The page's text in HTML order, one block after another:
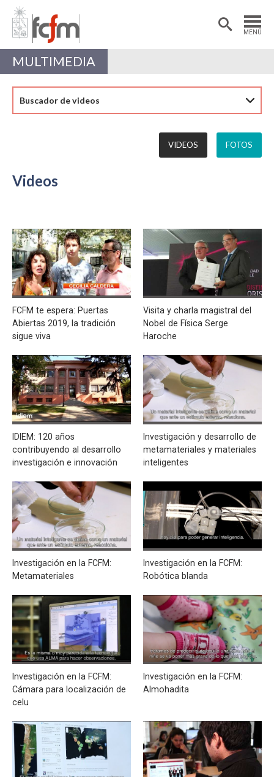
MENÚ
Estudiantes
Académicas/os
MULTIMEDIA
Buscador de videos
VIDEOS FOTOS
Videos
FCFM te espera: Puertas
Abiertas 2019, la tradición
sigue viva
Visita y charla magistral del
Nobel de Física Serge
Haroche
IDIEM: 120 años
contribuyendo al desarrollo
investigación e innovación
Investigación y desarrollo de
metamateriales y materiales
inteligentes
Investigación en la FCFM:
Metamateriales
Investigación en la FCFM:
Robótica blanda
Investigación en la FCFM:
Cámara para localización de
celu
Investigación en la FCFM:
Almohadita